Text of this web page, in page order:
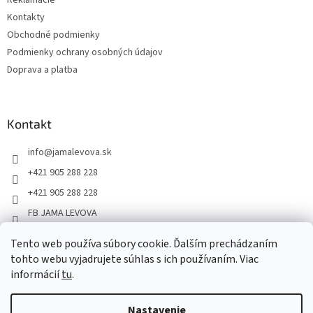
Tento web používa súbory cookie. Ďalším prechádzaním
tohto webu vyjadrujete súhlas s ich používaním. Viac
informáciítu.
Kontakty
Obchodné podmienky
Podmienky ochrany osobných údajov
Doprava a platba
Kontakt
info@jamalevova.sk
+421 905 288 228
+421 905 288 228
FB JAMA LEVOVA
JamaLevova
+421905288228